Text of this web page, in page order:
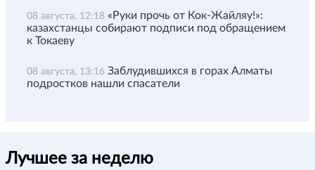
08 августа, 12:18 «Руки прочь от Кок-Жайляу!»:
казахстанцы собирают подписи под обращением
к Токаеву
08 августа, 13:16 Заблудившихся в горах Алматы
подростков нашли спасатели
Лучшее за неделю